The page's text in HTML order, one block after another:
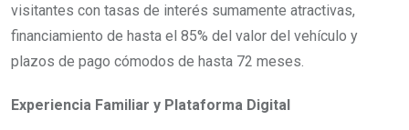
visitantes con tasas de interés sumamente atractivas,
financiamiento de hasta el 85% del valor del vehículo y
plazos de pago cómodos de hasta 72 meses.
Experiencia Familiar y Plataforma Digital